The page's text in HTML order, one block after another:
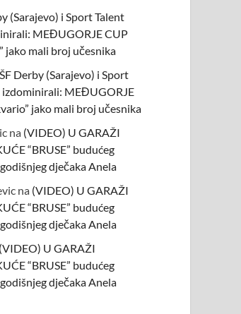
(Sarajevo) i Sport Talent
MEĐUGORJE CUP
jako mali broj učesnika
ŠF Derby (Sarajevo) i Sport
MEĐUGORJE
jako mali broj učesnika
na (VIDEO) U GARAŽI
“BRUSE” budućeg
dječaka Anela
na (VIDEO) U GARAŽI
“BRUSE” budućeg
dječaka Anela
(VIDEO) U GARAŽI
“BRUSE” budućeg
dječaka Anela